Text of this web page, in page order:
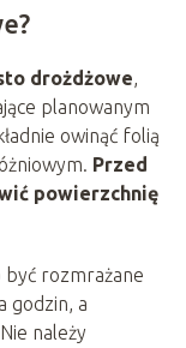
drożdżowe,
planowanym
owinąć folią
Przed
powierzchnię
być rozmrażane
godzin, a
należy